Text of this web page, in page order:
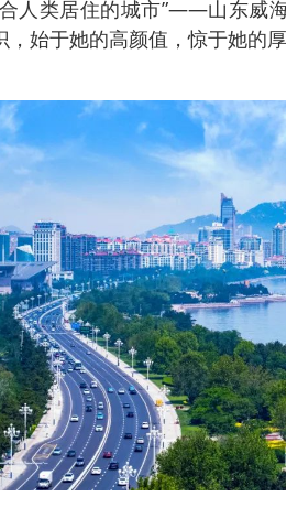
人类居住的城市”——山东威
，始于她的高颜值，惊于她的